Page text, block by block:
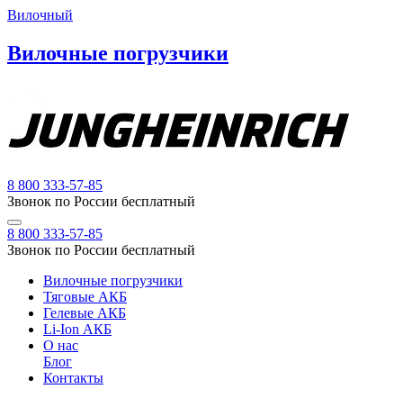
Вилочный
Вилочные погрузчики
8 800 333-57-85
Звонок по России бесплатный
8 800 333-57-85
Звонок по России бесплатный
Вилочные погрузчики
Тяговые АКБ
Гелевые АКБ
Li-Ion АКБ
О нас
Блог
Контакты